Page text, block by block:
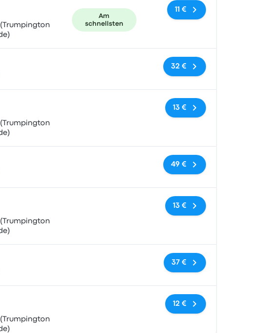
Am
schnellsten
11 €
Keine Tags
32 €
Keine Tags
13 €
Keine Tags
49 €
Keine Tags
13 €
Keine Tags
37 €
Keine Tags
12 €